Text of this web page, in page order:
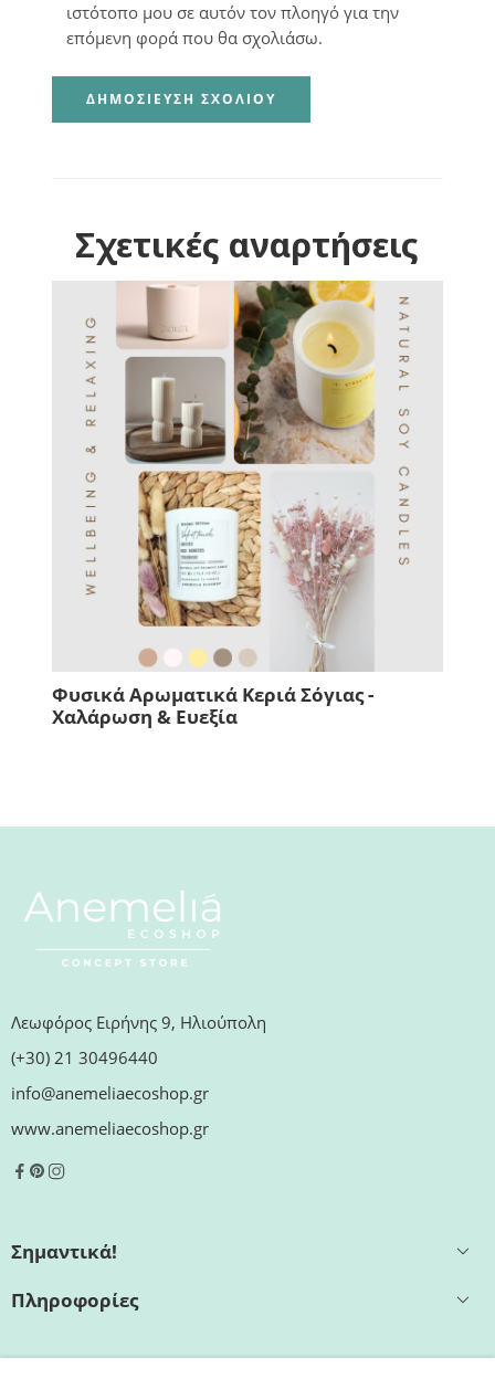
ιστότοπο μου σε αυτόν τον πλοηγό για την
επόμενη φορά που θα σχολιάσω.
Σχετικές αναρτήσεις
Φυσικά Αρωματικά Κεριά Σόγιας -
Χαλάρωση & Ευεξία
Λεωφόρος Ειρήνης 9, Ηλιούπολη
(+30) 21 30496440
info@anemeliaecoshop.gr
www.anemeliaecoshop.gr
Σημαντικά!
Πληροφορίες